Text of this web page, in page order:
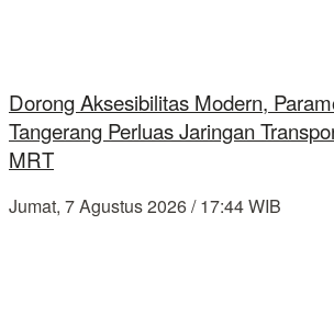
Dorong Aksesibilitas Modern,
Tangerang Perluas Jaringan
MRT
Jumat, 7 Agustus 2026 / 17:44 WIB